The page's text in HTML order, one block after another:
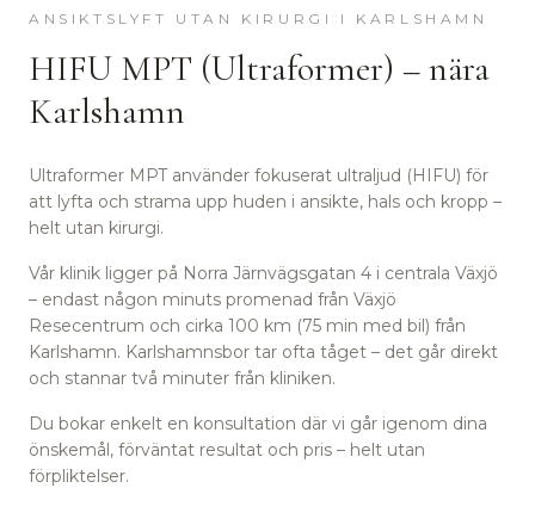
ANSIKTSLYFT UTAN KIRURGI I KARLSHAMN
HIFU MPT (Ultraformer) – nära
Karlshamn
Ultraformer MPT använder fokuserat ultraljud (HIFU) för
att lyfta och strama upp huden i ansikte, hals och kropp –
helt utan kirurgi.
Vår klinik ligger på Norra Järnvägsgatan 4 i centrala Växjö
– endast någon minuts promenad från Växjö
Resecentrum och cirka 100 km (75 min med bil) från
Karlshamn. Karlshamnsbor tar ofta tåget – det går direkt
och stannar två minuter från kliniken.
Du bokar enkelt en konsultation där vi går igenom dina
önskemål, förväntat resultat och pris – helt utan
förpliktelser.